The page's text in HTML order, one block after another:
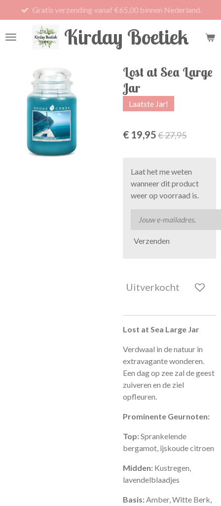
direct
naar
Kirday Boetiek
Gratis verzending vanaf €65,00 binnen Nederland.
Lost at Sea Large
Jar
Laatste Jar!
€ 19,95€ 27,95
Laat het me weten
wanneer dit product
weer op voorraad is.
Verzenden
Uitverkocht
Lost at Sea Large Jar
Verdwaal in de natuur in
extravagante wonderen.
Een dag op zee zal de geest
zuiveren en de ziel
opfleuren.
Prominente Geurnoten:
Top:Sprankelende
bergamot, ijskoude citroen
Midden: Kustregen,
lavendelblaadjes
Basis:Amber, Witte Berk,